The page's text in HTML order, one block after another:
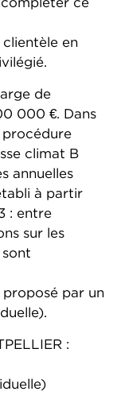
compléter ce
en
de
000 €. Dans
procédure
climat B
annuelles
à partir
: entre
sur les
sont
proposé par un
: